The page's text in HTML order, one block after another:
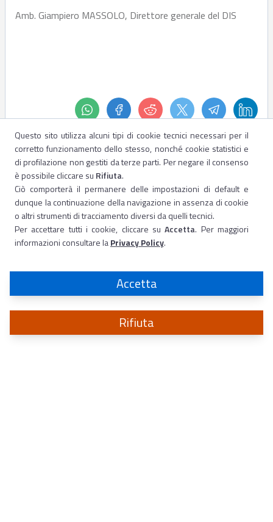
Amb. Giampiero MASSOLO, Direttore generale del DIS
Questo sito utilizza alcuni tipi di cookie tecnici necessari per il
corretto funzionamento dello stesso, nonché cookie statistici e
di profilazione non gestiti da terze parti. Per negare il consenso
è possibile cliccare su Rifiuta.
Ciò comporterà il permanere delle impostazioni di default e
dunque la continuazione della navigazione in assenza di cookie
o altri strumenti di tracciamento diversi da quelli tecnici.
Per accettare tutti i cookie, cliccare suAccetta. Per maggiori
informazioni consultare laPrivacy Policy.
Accetta
Rifiuta